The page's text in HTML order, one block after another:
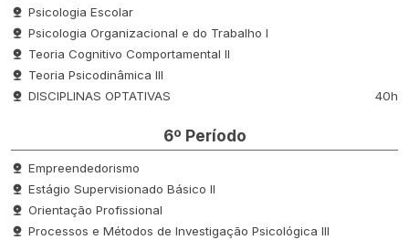
Psicologia Escolar
Psicologia Organizacional e do Trabalho I
Teoria Cognitivo Comportamental II
Teoria Psicodinâmica III
DISCIPLINAS OPTATIVAS
40h
6º Período
Empreendedorismo
Estágio Supervisionado Básico II
Orientação Profissional
Processos e Métodos de Investigação Psicológica III